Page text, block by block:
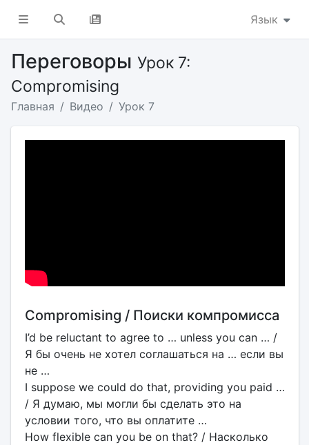
Язык
Переговоры Урок 7:
Compromising
Главная Видео Урок 7
Compromising / Поиски компромисса
I’d be reluctant to agree to … unless you can … /
Я бы очень не хотел соглашаться на … если вы
не …
I suppose we could do that, providing you paid …
/ Я думаю, мы могли бы сделать это на
условии того, что вы оплатите …
How flexible can you be on that? / Насколько